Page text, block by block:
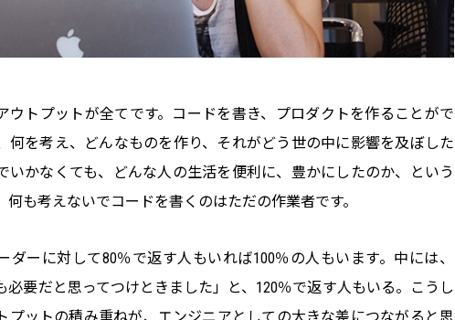
ウトプットが全てです。コードを書き、プロダクトを作ることがで
何を考え、どんなものを作り、それがどう世の中に影響を及ぼした
いかなくても、どんな人の生活を便利に、豊かにしたのか、という
何も考えないでコードを書くのはただの作業者です。
ダーに対して80％で返す人もいれば100％の人もいます。中には、
必要だと思ってつけときました」と、120％で返す人もいる。こうし